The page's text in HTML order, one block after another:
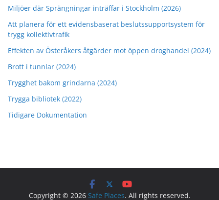
Miljöer där Sprängningar inträffar i Stockholm (2026)
Att planera för ett evidensbaserat beslutssupportsystem för
trygg kollektivtrafik
Effekten av Österåkers åtgärder mot öppen droghandel (2024)
Brott i tunnlar (2024)
Trygghet bakom grindarna (2024)
Trygga bibliotek (2022)
Tidigare Dokumentation
Copyright © 2026 Safe Places. All rights reserved.